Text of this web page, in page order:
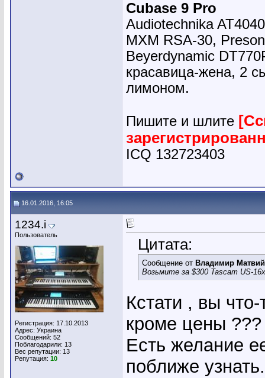
Cubase 9 Pro
Audiotechnika
MXM RSA-30,
Beyerdynamic
красавица-жена, 2
лимоном.
Пишите и шлите
ICQ 132723403
16.01.2016, 16:05
1234.i
Пользователь
Регистрация: 17.10.2013
Адрес: Украина
Сообщений: 52
Поблагодарили: 13
Вес репутации: 13
Репутация: 10
Цитата:
Сообщение от Владимир
Возьмите за $300 Tascam US-
Кстати , вы
кроме цены ???
Есть желание
поближе